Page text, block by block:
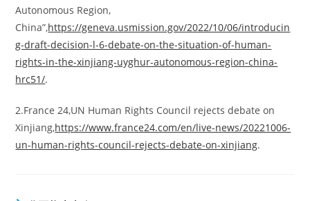
Autonomous Region,
China”,https://geneva.usmission.gov/2022/10/06/introducin
g-draft-decision-l-6-debate-on-the-situation-of-human-
rights-in-the-xinjiang-uyghur-autonomous-region-china-
hrc51/.
2.France 24,UN Human Rights Council rejects debate on
Xinjiang,https://www.france24.com/en/live-news/20221006-
un-human-rights-council-rejects-debate-on-xinjiang.